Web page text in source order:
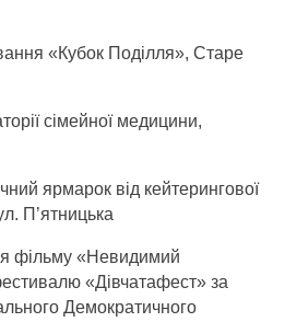
«Кубок Поділля», Старе
сімейної медицини,
ярмарок від кейтерингової
П’ятницька
фільму «Невидимий
«Дівчатафест» за
Демократичного